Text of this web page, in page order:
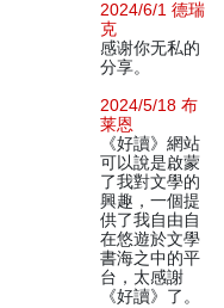
2024/6/1 德瑞
克
感谢你无私的
分享。
2024/5/18 布
莱恩
《好讀》網站
可以說是啟蒙
了我對文學的
興趣，一個提
供了我自由自
在悠遊於文學
書海之中的平
台，太感謝
《好讀》了。